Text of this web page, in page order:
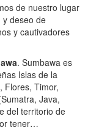
de nuestro lugar
y deseo de
y cautivadores
. Sumbawa es
Islas de la
Flores, Timor,
Java,
del territorio de
tener…